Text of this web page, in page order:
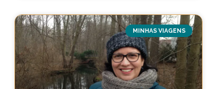
MINHAS VIAGENS